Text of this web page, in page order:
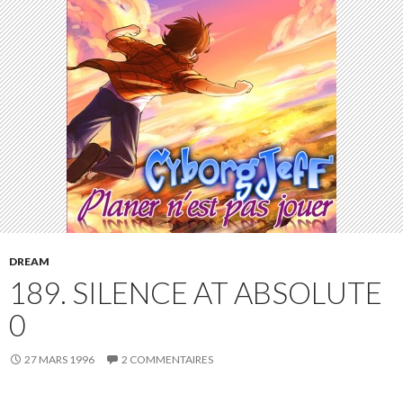
DREAM
189. SILENCE AT ABSOLUTE
0
27 MARS 1996 2 COMMENTAIRES